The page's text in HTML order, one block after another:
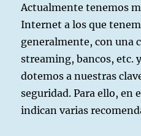
Actualmente tenemos
Internet a los que
generalmente, con una
streaming, bancos, etc.
dotemos a nuestras
seguridad. Para ello, en
indican varias